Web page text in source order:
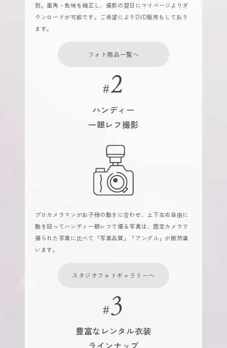
別。画角・色味を補正し、撮影の翌日にマイページよりダ
ウンロードが可能です。ご希望によりDVD販売もしており
ます。
フォト商品一覧へ
ハンディー
一眼レフ撮影
プロカメラマンがお子様の動きに合わせ、上下左右自由に
動き回ってハンディ一眼レフで撮る写真は、固定カメラで
撮られた写真に比べて「写真品質」「アングル」が断然違
います。
スタジオフォトギャラリーへ
豊富なレンタル衣装
ラインナップ